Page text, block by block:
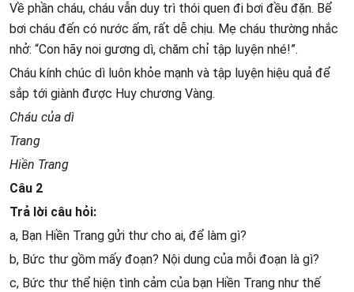
Về phần cháu, cháu vẫn duy trì thói quen đi bơi đều đặn. Bể
bơi cháu đến có nước ấm, rất dễ chịu. Mẹ cháu thường nhắc
nhở: “Con hãy noi gương dì, chăm chỉ tập luyện nhé!”.
Cháu kính chúc dì luôn khỏe mạnh và tập luyện hiệu quả để
sắp tới giành được Huy chương Vàng.
Cháu của dì
Trang
Hiền Trang
Câu 2
Trả lời câu hỏi:
a, Bạn Hiền Trang gửi thư cho ai, để làm gì?
b, Bức thư gồm mấy đoạn? Nội dung của mỗi đoạn là gì?
c, Bức thư thể hiện tình cảm của bạn Hiền Trang như thế